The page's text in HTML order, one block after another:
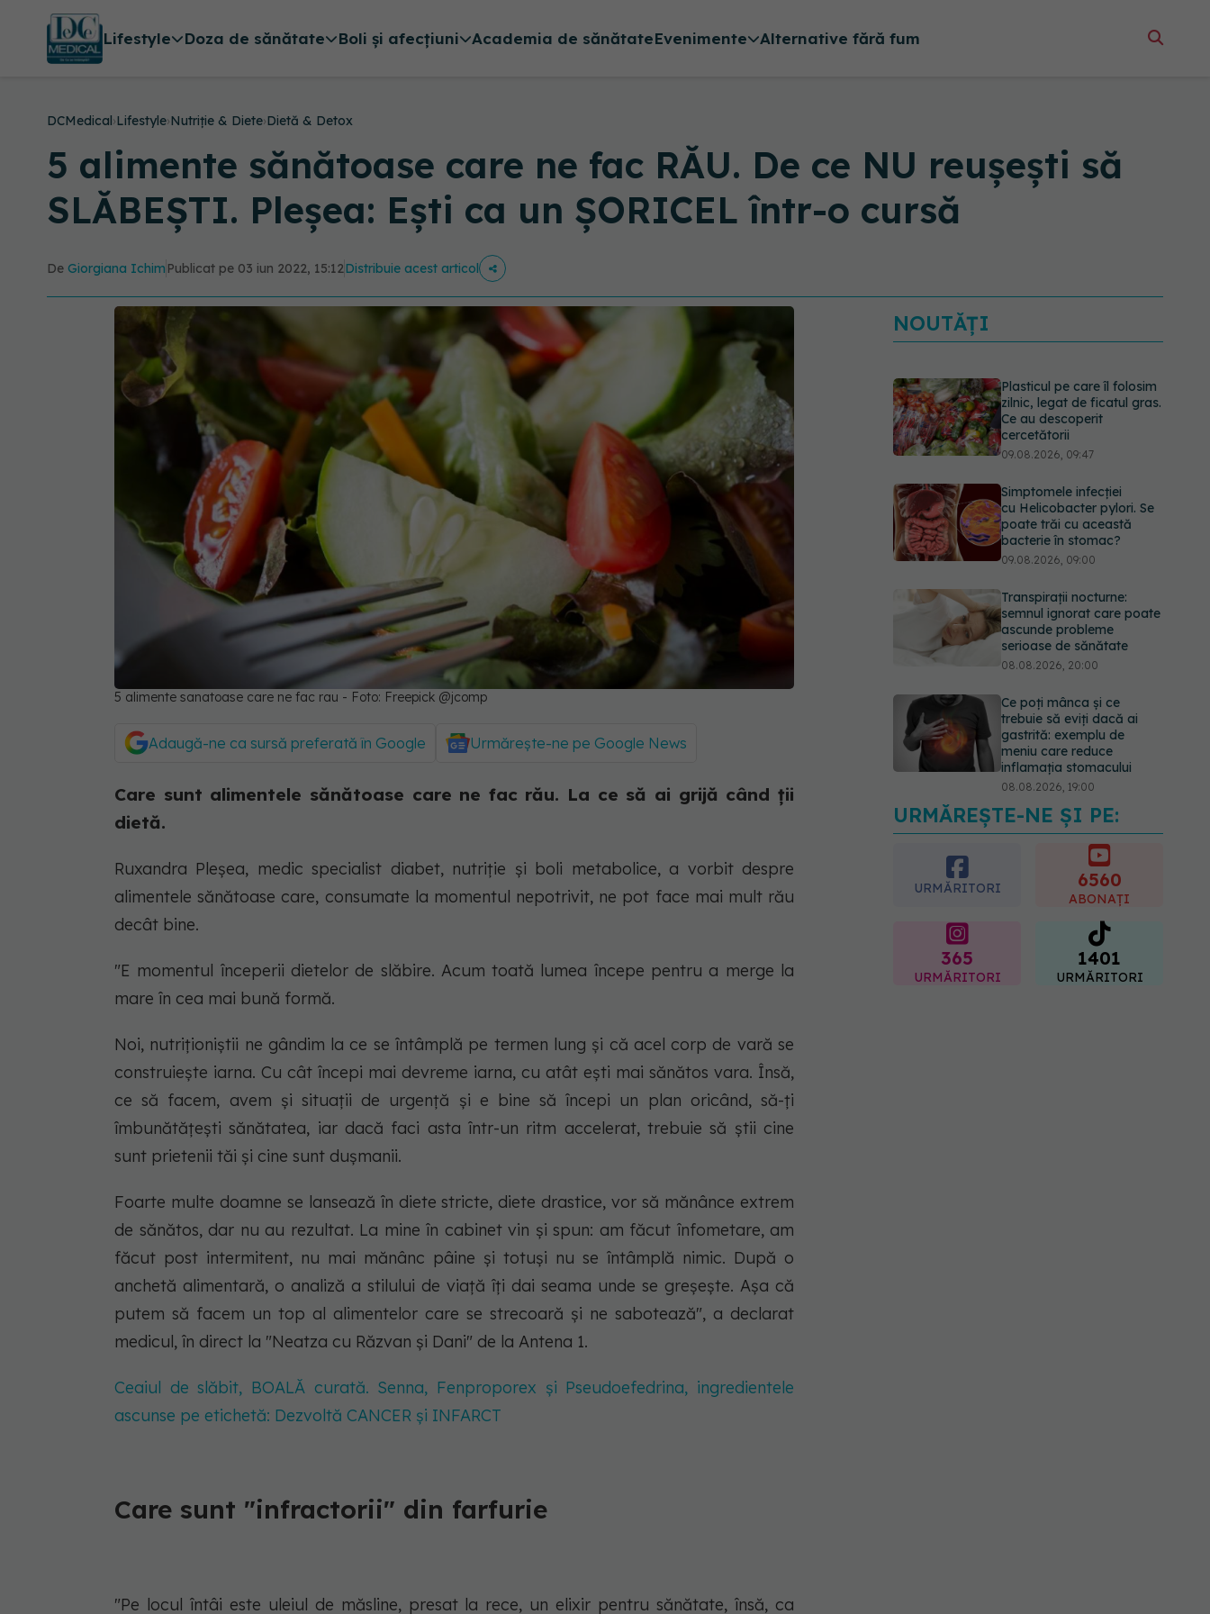
Lifestyle Doza de sănătate Boli și afecțiuni Academia de sănătateEvenimente Alternative fără fum
DCMedical›Lifestyle›Nutriție & Diete›Dietă & Detox
5 alimente sănătoase care ne fac RĂU. De ce NU reușești să
SLĂBEȘTI. Pleșea: Ești ca un ȘORICEL într-o cursă
De Giorgiana Ichim Publicat pe 03 iun 2022, 15:12Distribuie acest articol
5 alimente sanatoase care ne fac rau - Foto: Freepick @jcomp
Adaugă-ne ca sursă preferată în Google Urmărește-ne pe Google News
Care sunt alimentele sănătoase care ne fac rău. La ce să ai grijă când ții
dietă.
Ruxandra Pleșea, medic specialist diabet, nutriție și boli metabolice, a vorbit despre
alimentele sănătoase care, consumate la momentul nepotrivit, ne pot face mai mult rău
decât bine.
"E momentul începerii dietelor de slăbire. Acum toată lumea începe pentru a merge la
mare în cea mai bună formă.
Noi, nutriționiștii ne gândim la ce se întâmplă pe termen lung și că acel corp de vară se
construiește iarna. Cu cât începi mai devreme iarna, cu atât ești mai sănătos vara. Însă,
ce să facem, avem și situații de urgență și e bine să începi un plan oricând, să-ți
îmbunătățești sănătatea, iar dacă faci asta într-un ritm accelerat, trebuie să știi cine
sunt prietenii tăi și cine sunt dușmanii.
Foarte multe doamne se lansează în diete stricte, diete drastice, vor să mănânce extrem
de sănătos, dar nu au rezultat. La mine în cabinet vin și spun: am făcut înfometare, am
făcut post intermitent, nu mai mănânc pâine și totuși nu se întâmplă nimic. După o
anchetă alimentară, o analiză a stilului de viață îți dai seama unde se greșește. Așa că
putem să facem un top al alimentelor care se strecoară și ne sabotează", a declarat
medicul, în direct la "Neatza cu Răzvan și Dani" de la Antena 1.
Ceaiul de slăbit, BOALĂ curată. Senna, Fenproporex și Pseudoefedrina, ingredientele
ascunse pe etichetă: Dezvoltă CANCER și INFARCT
Care sunt "infractorii" din farfurie
"Pe locul întâi este uleiul de măsline, presat la rece, un elixir pentru sănătate, însă, ca
NOUTĂȚI
Plasticul pe care îl folosim
zilnic, legat de ficatul gras.
Ce au descoperit
cercetătorii
09.08.2026, 09:47
Simptomele infecției
cu Helicobacter pylori. Se
poate trăi cu această
bacterie în stomac?
09.08.2026, 09:00
Transpirații nocturne:
semnul ignorat care poate
ascunde probleme
serioase de sănătate
08.08.2026, 20:00
Ce poți mânca și ce
trebuie să eviți dacă ai
gastrită: exemplu de
meniu care reduce
inflamația stomacului
08.08.2026, 19:00
Secretul ciocolatei
perfecte a fost descoperit.
Nu se află în rețetă
09.08.2026, 10:00
URMĂREȘTE-NE ȘI PE:
URMĂRITORI 6560
ABONAȚI
365
URMĂRITORI
1401
URMĂRITORI